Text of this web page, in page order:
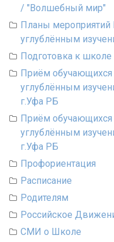
/ "Волшебный мир"
Планы
углублённым
Подготовка к школе
Приём
углублённым
г.Уфа РБ
Приём
углублённым
г.Уфа РБ
Профориентация
Расписание
Родителям
Российское
СМИ о Школе